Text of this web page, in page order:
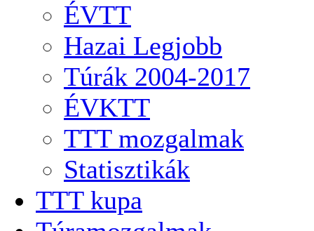
ÉVTT
Hazai Legjobb
Túrák 2004-2017
ÉVKTT
TTT mozgalmak
Statisztikák
TTT kupa